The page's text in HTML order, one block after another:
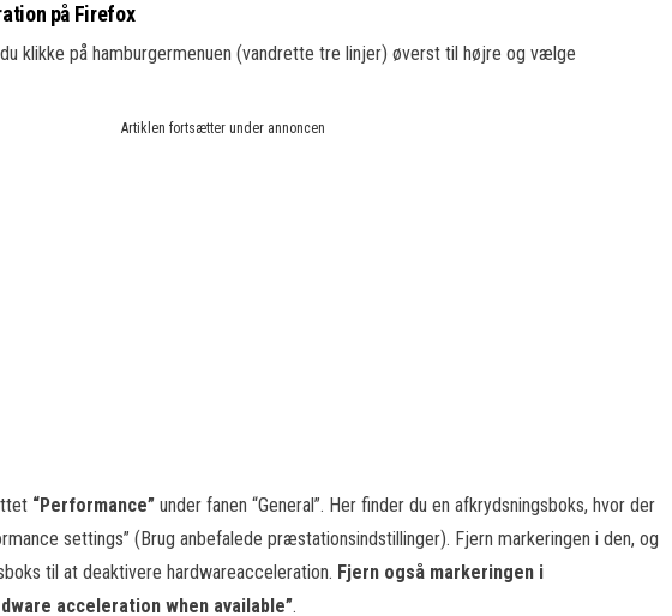
på Firefox
klikke på hamburgermenuen (vandrette tre linjer) øverst til højre og vælge
Artiklen fortsætter under annoncen
“Performance” under fanen “General”. Her finder du en afkrydsningsboks, hvor der
settings” (Brug anbefalede præstationsindstillinger). Fjern markeringen i den, og
til at deaktivere hardwareacceleration. Fjern også markeringen i
acceleration when available”.